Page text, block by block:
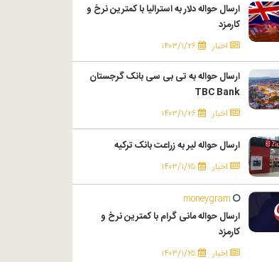
ارسال حواله دلار به استرالیا با کمترین نرخ و
کارمزد
اخبار ۱۴۰۳/۱/۲۶
ارسال حواله به تی بی سی بانک گرجستان
TBC Bank
اخبار ۱۴۰۳/۱/۲۶
ارسال حواله لیر به زراعت بانک ترکیه
اخبار ۱۴۰۳/۱/۲۵
moneygram
ارسال حواله مانی گرام با کمترین نرخ و
کارمزد
اخبار ۱۴۰۳/۱/۲۵